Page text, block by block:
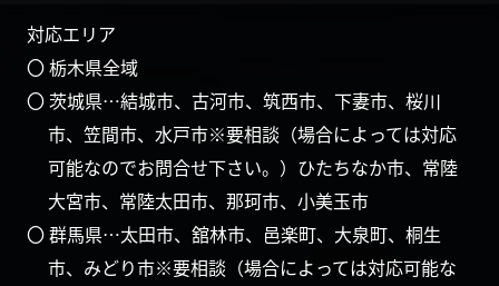
対応エリア
〇 栃木県全域
〇 茨城県…結城市、古河市、筑西市、下妻市、桜川
市、笠間市、水戸市※要相談（場合によっては対応
可能なのでお問合せ下さい。）ひたちなか市、常陸
大宮市、常陸太田市、那珂市、小美玉市
〇 群馬県…太田市、舘林市、邑楽町、大泉町、桐生
市、みどり市※要相談（場合によっては対応可能な